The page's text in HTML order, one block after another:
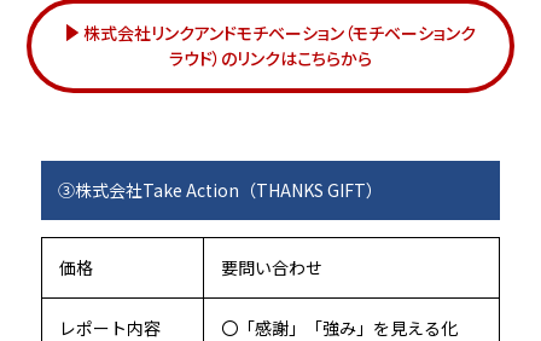
株式会社リンクアンドモチベーション（モチベーションク
ラウド）のリンクはこちらから
③株式会社Take Action（THANKS GIFT）
価格 要問い合わせ
レポート内容 〇「感謝」「強み」を見える化